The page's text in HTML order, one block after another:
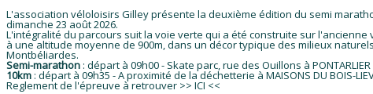
L'association véloloisirs Gilley présente la deuxième édition du semi
dimanche 23 août 2026.
L'intégralité du parcours suit la voie verte qui a été construite sur
à une altitude moyenne de 900m, dans un décor typique des milieux
Montbéliardes.
Semi-marathon : départ à 09h00 - Skate parc, rue des Ouillons à PONTARLIER
10km : départ à 09h35 - A proximité de la déchetterie à MAISONS DU BOIS-
Reglement de l'épreuve à retrouver >> ICI <<